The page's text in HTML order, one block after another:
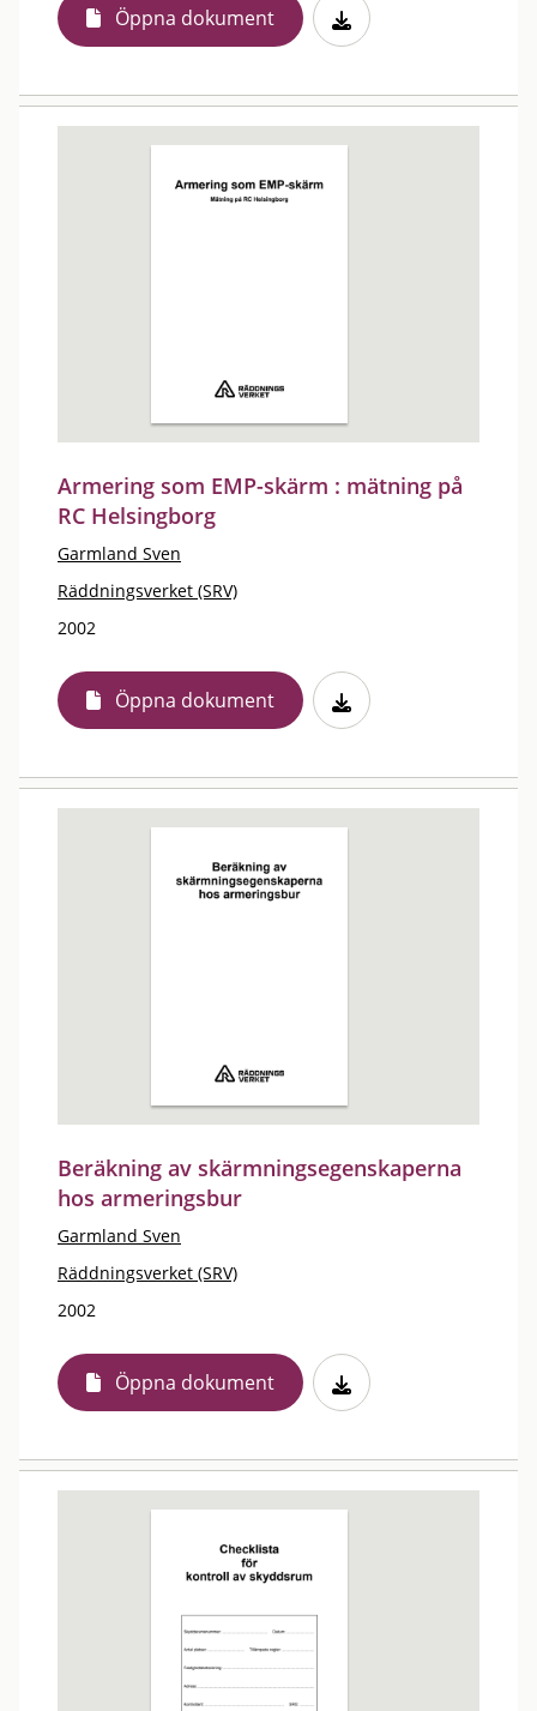
Öppna dokument
Armering som EMP-skärm : mätning på
RC Helsingborg
Garmland Sven
Räddningsverket (SRV)
2002
Öppna dokument
Beräkning av skärmningsegenskaperna
hos armeringsbur
Garmland Sven
Räddningsverket (SRV)
2002
Öppna dokument